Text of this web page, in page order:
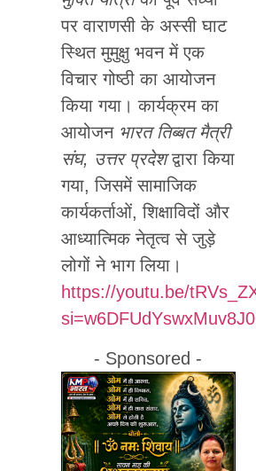
पर वाराणसी के अस्सी घाट
स्थित मुमुक्षु भवन में एक
विचार गोष्ठी का आयोजन
किया गया। कार्यक्रम का
आयोजन भारत तिब्बत मैत्री
संघ, उत्तर प्रदेशद्वारा किया
गया, जिसमें सामाजिक
कार्यकर्ताओं, शिक्षाविदों और
आध्यात्मिक नेतृत्व से जुड़े
लोगों ने भाग लिया।
https://youtu.be/
si=w6DFUdYswxMuv8J0
- Sponsored -